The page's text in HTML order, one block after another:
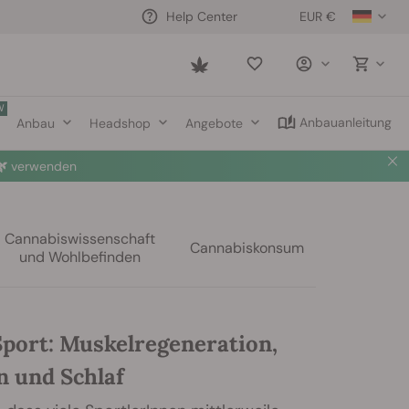
EUR €
Help Center
Saved
Anbau Headshop Angebote Anbauanleitung
verwenden
Cannabiswissenschaft
und Wohlbefinden
Cannabiskonsum
Muskelregeneration,
und Schlaf